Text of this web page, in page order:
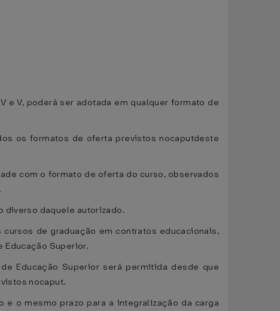
e V, poderá ser adotada em qualquer formato de
os formatos de oferta previstos nocaputdeste
com o formato de oferta do curso, observados
diverso daquele autorizado.
de graduação em contratos educacionais,
Superior.
Educação Superior será permitida desde que
nocaput.
o mesmo prazo para a integralização da carga